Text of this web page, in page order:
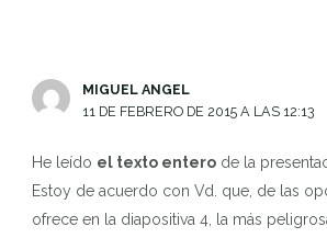
MIGUEL ANGEL
11 DE FEBRERO DE 2015 A LAS 12:13
He leído el texto entero de la
Estoy de acuerdo con Vd. que, de las
ofrece en la diapositiva 4, la más